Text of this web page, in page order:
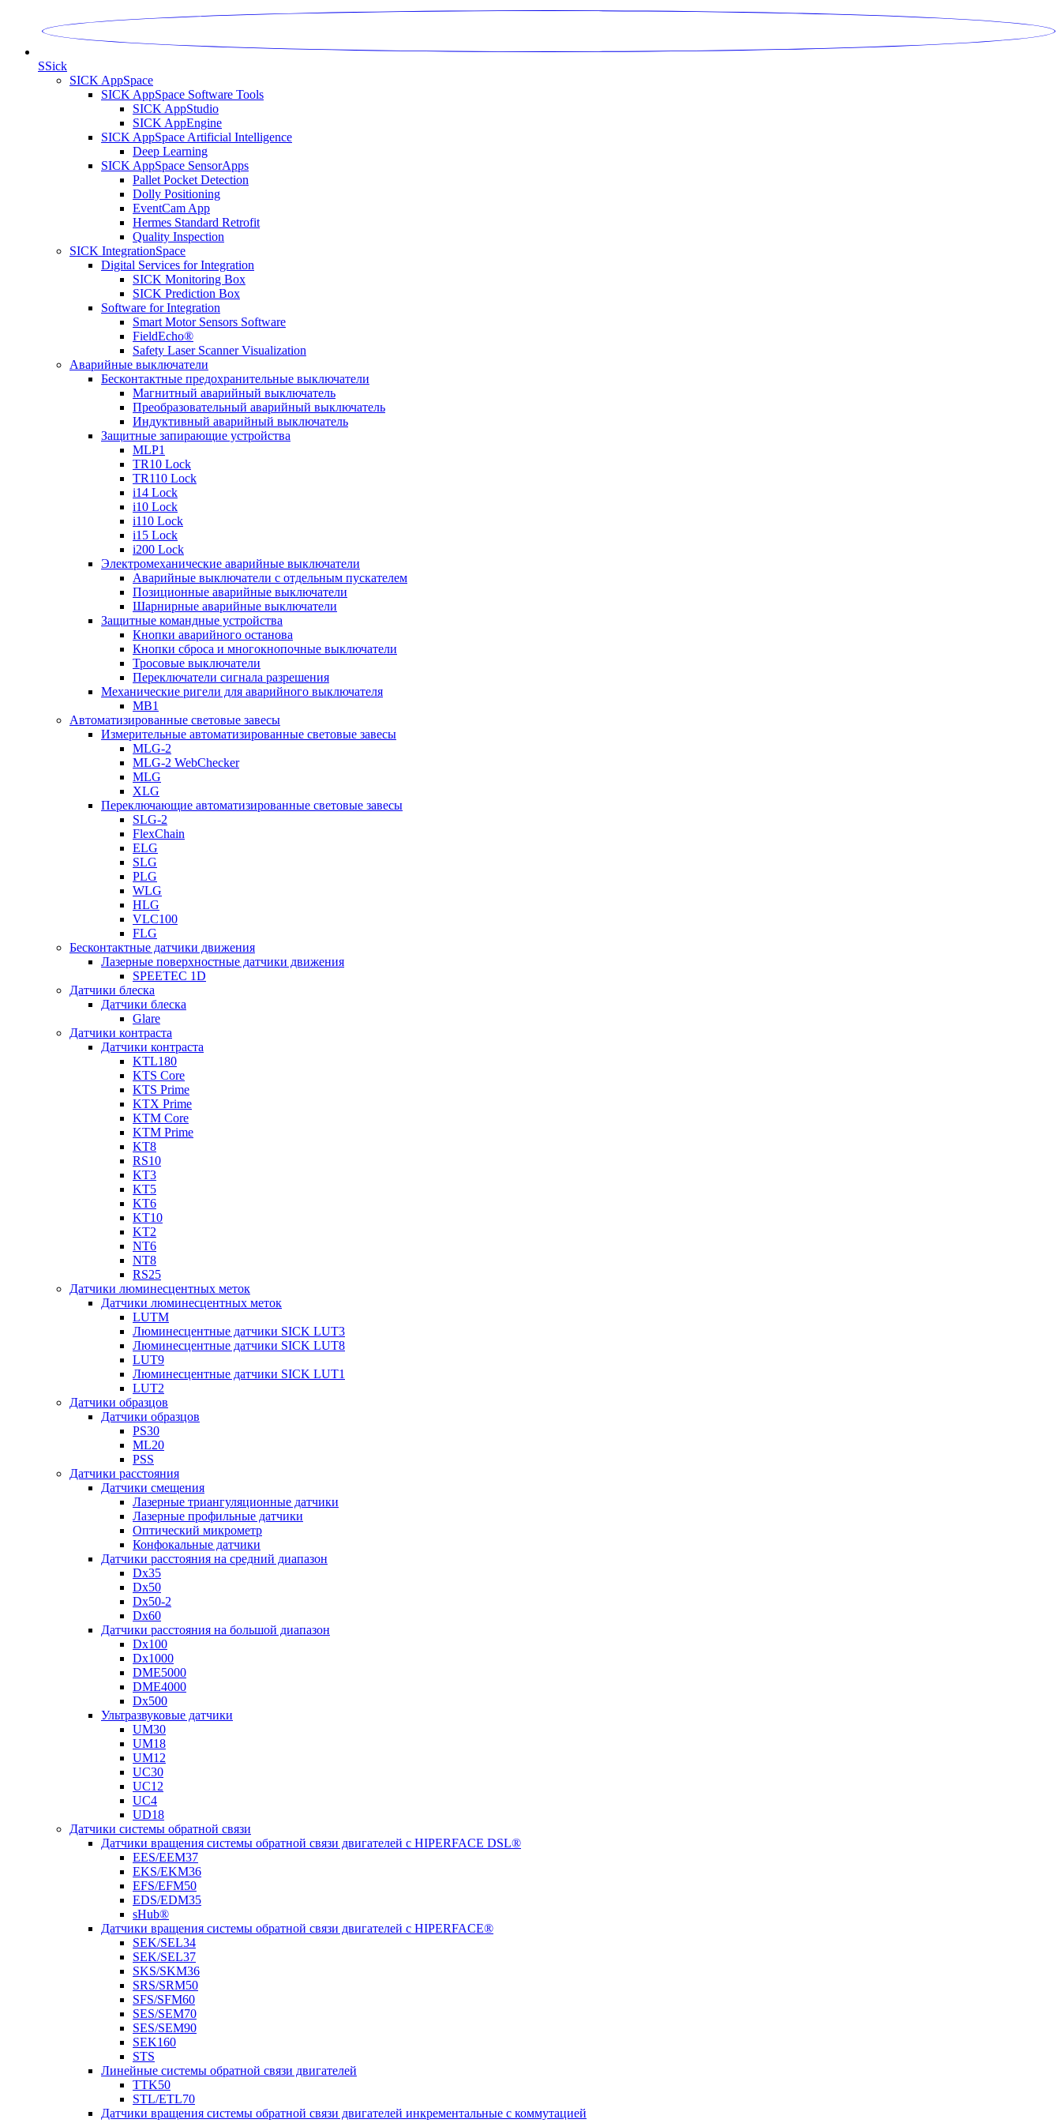
SSick
SICK AppSpace
SICK AppSpace Software Tools
SICK AppStudio
SICK AppEngine
SICK AppSpace Artificial Intelligence
Deep Learning
SICK AppSpace SensorApps
Pallet Pocket Detection
Dolly Positioning
EventCam App
Hermes Standard Retrofit
Quality Inspection
SICK IntegrationSpace
Digital Services for Integration
SICK Monitoring Box
SICK Prediction Box
Software for Integration
Smart Motor Sensors Software
FieldEcho®
Safety Laser Scanner Visualization
Аварийные выключатели
Бесконтактные предохранительные выключатели
Магнитный аварийный выключатель
Преобразовательный аварийный выключатель
Индуктивный аварийный выключатель
Защитные запирающие устройства
MLP1
TR10 Lock
TR110 Lock
i14 Lock
i10 Lock
i110 Lock
i15 Lock
i200 Lock
Электромеханические аварийные выключатели
Аварийные выключатели с отдельным пускателем
Позиционные аварийные выключатели
Шарнирные аварийные выключатели
Защитные командные устройства
Кнопки аварийного останова
Кнопки сброса и многокнопочные выключатели
Тросовые выключатели
Переключатели сигнала разрешения
Механические ригели для аварийного выключателя
MB1
Автоматизированные световые завесы
Измерительные автоматизированные световые завесы
MLG-2
MLG-2 WebChecker
MLG
XLG
Переключающие автоматизированные световые завесы
SLG-2
FlexChain
ELG
SLG
PLG
WLG
HLG
VLC100
FLG
Бесконтактные датчики движения
Лазерные поверхностные датчики движения
SPEETEC 1D
Датчики блеска
Датчики блеска
Glare
Датчики контраста
Датчики контраста
KTL180
KTS Core
KTS Prime
KTX Prime
KTM Core
KTM Prime
KT8
RS10
KT3
KT5
KT6
KT10
KT2
NT6
NT8
RS25
Датчики люминесцентных меток
Датчики люминесцентных меток
LUTM
Люминесцентные датчики SICK LUT3
Люминесцентные датчики SICK LUT8
LUT9
Люминесцентные датчики SICK LUT1
LUT2
Датчики образцов
Датчики образцов
PS30
ML20
PSS
Датчики расстояния
Датчики смещения
Лазерные триангуляционные датчики
Лазерные профильные датчики
Оптический микрометр
Конфокальные датчики
Датчики расстояния на средний диапазон
Dx35
Dx50
Dx50-2
Dx60
Датчики расстояния на большой диапазон
Dx100
Dx1000
DME5000
DME4000
Dx500
Ультразвуковые датчики
UM30
UM18
UM12
UC30
UC12
UC4
UD18
Датчики системы обратной связи
Датчики вращения системы обратной связи двигателей с HIPERFACE DSL®
EES/EEM37
EKS/EKM36
EFS/EFM50
EDS/EDM35
sHub®
Датчики вращения системы обратной связи двигателей с HIPERFACE®
SEK/SEL34
SEK/SEL37
SKS/SKM36
SRS/SRM50
SFS/SFM60
SES/SEM70
SES/SEM90
SEK160
STS
Линейные системы обратной связи двигателей
TTK50
STL/ETL70
Датчики вращения системы обратной связи двигателей инкрементальные с коммутацией